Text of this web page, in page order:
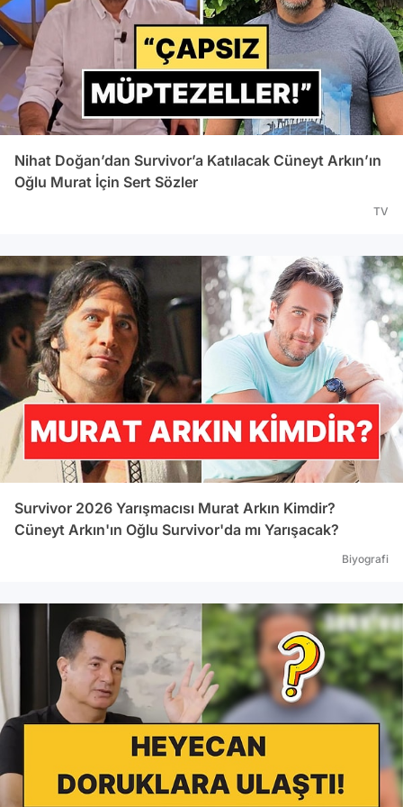
Nihat Doğan’dan Survivor’a Katılacak Cüneyt Arkın’ın
Oğlu Murat İçin Sert Sözler
TV
Survivor 2026 Yarışmacısı Murat Arkın Kimdir?
Cüneyt Arkın'ın Oğlu Survivor'da mı Yarışacak?
Biyografi